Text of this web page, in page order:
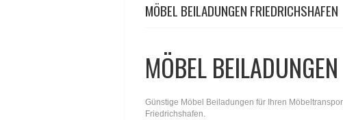
MÖBEL BEILADUNGEN FRIEDRICHSHAFEN
MÖBEL
Günstige Möbel Beiladungen für Ihren
Friedrichshafen.